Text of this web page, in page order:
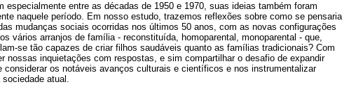
especialmente entre as décadas de 1950 e 1970, suas ideias também foram
naquele período. Em nosso estudo, trazemos reflexões sobre como se pensaria
mudanças sociais ocorridas nos últimos 50 anos, com as novas configurações
vários arranjos de família - reconstituída, homoparental, monoparental - que,
se tão capazes de criar filhos saudáveis quanto as famílias tradicionais? Com
nossas inquietações com respostas, e sim compartilhar o desafio de expandir
os notáveis avanços culturais e científicos e nos instrumentalizar
atual.